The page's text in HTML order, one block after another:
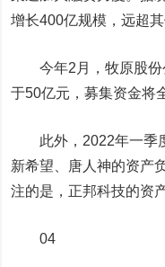
增长400亿规模，远超其
今年2月，牧原股份
于50亿元，募集资金将
此外，2022年一季度
新希望、唐人神的资产
注的是，正邦科技的资
04